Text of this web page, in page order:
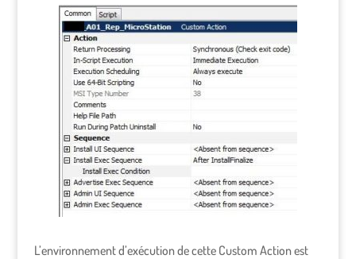
L’environnement d’exécution de cette Custom Action est